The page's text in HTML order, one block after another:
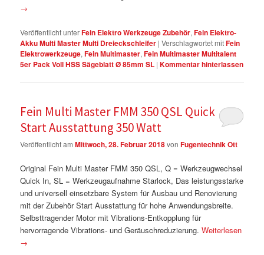
→
Veröffentlicht unterFein Elektro Werkzeuge Zubehör,Fein Elektro-
Akku Multi Master Multi Dreieckschleifer |Verschlagwortet mitFein
Elektrowerkzeuge,Fein Multimaster,Fein Multimaster Multitalent
5er Pack Voll HSS Sägeblatt Ø 85mm SL |Kommentar hinterlassen
Fein Multi Master FMM 350 QSL Quick
Start Ausstattung 350 Watt
Veröffentlicht amMittwoch, 28. Februar 2018vonFugentechnik Ott
Original Fein Multi Master FMM 350 QSL, Q = Werkzeugwechsel
Quick In, SL = Werkzeugaufnahme Starlock, Das leistungsstarke
und universell einsetzbare System für Ausbau und Renovierung
mit der Zubehör Start Ausstattung für hohe Anwendungsbreite.
Selbsttragender Motor mit Vibrations-Entkopplung für
hervorragende Vibrations- und Geräuschreduzierung.Weiterlesen
→